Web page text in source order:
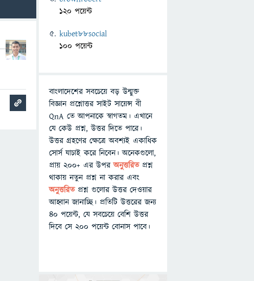
120 পয়েন্ট
kubet88social
100 পয়েন্ট
বাংলাদেশের সবচেয়ে বড় উন্মুক্ত
বিজ্ঞান প্রশ্নোত্তর সাইট সায়েন্স বী
QnA তে আপনাকে স্বাগতম। এখানে
যে কেউ প্রশ্ন, উত্তর দিতে পারে।
উত্তর গ্রহণের ক্ষেত্রে অবশ্যই একাধিক
সোর্স যাচাই করে নিবেন। অনেকগুলো,
প্রায় ২০০+ এর উপরঅনুত্তরিতপ্রশ্ন
থাকায় নতুন প্রশ্ন না করার এবং
অনুত্তরিত প্রশ্ন গুলোর উত্তর দেওয়ার
আহ্বান জানাচ্ছি। প্রতিটি উত্তরের জন্য
৪০ পয়েন্ট, যে সবচেয়ে বেশি উত্তর
দিবে সে ২০০ পয়েন্ট বোনাস পাবে।